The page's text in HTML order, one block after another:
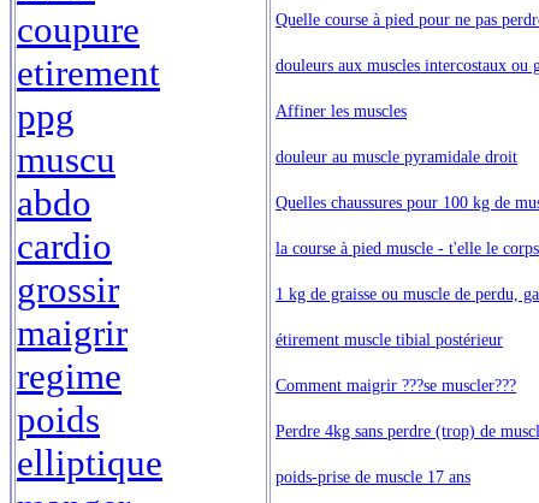
coupure
etirement
ppg
muscu
abdo
cardio
grossir
maigrir
regime
poids
elliptique
Quelle course à pied pour ne pas
douleurs aux muscles intercostaux ou
Affiner les muscles
douleur au muscle pyramidale droit
Quelles chaussures pour 100 kg de
la course à pied muscle - t'elle le
1 kg de graisse ou muscle de perdu,
étirement muscle tibial postérieur
Comment maigrir ???se muscler???
Perdre 4kg sans perdre (trop) de
poids-prise de muscle 17 ans